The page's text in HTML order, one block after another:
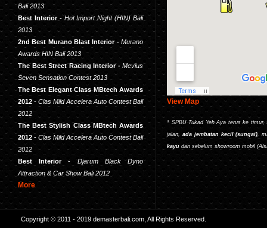
Bali 2013
Best Interior -Hot Import Night (HIN) Bali
2013
2nd Best Murano Blast Interior - Murano
Awards HIN Bali 2013
The Best Street Racing Interior- Mevius
Seven Sensation Contest 2013
The Best Elegant Class MBtech Awards
2012 - Clas Mild Accelera Auto Contest Bali
2012
The Best Stylish Class MBtech Awards
2012 - Clas Mild Accelera Auto Contest Bali
2012
Best Interior-
Djarum Black Dyno
Attraction & Car Show Bali 2012
More
View Map
* SPBU Tukad Yeh Aya terus ke
jalan, ada jembatan kecil (sungai),
kayu dan sebelum showroom mobil
Copyright © 2011 - 2019 demasterbali.com, All Rights Reserved.